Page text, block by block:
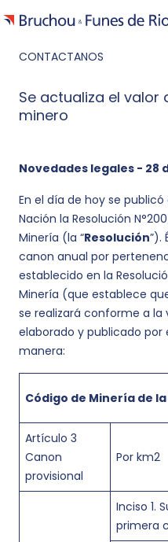
CONTACTANOS
Se actualiza el valor
minero
Novedades legales - 28
En el día de hoy se
Nación la Resolución
Minería (la “Resolución”).
canon anual por
establecido en la
Minería (que establece
se realizará conforme a la
elaborado y publicado por
manera:
Código de Minería de
Artículo 3
Canon
provisional
Por km2
Inciso 1.
primera